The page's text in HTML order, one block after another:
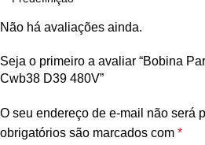
Não há avaliações ainda.
Seja o primeiro a avaliar “Bobina
Cwb38 D39 480V”
O seu endereço de e-mail não será
obrigatórios são marcados com *